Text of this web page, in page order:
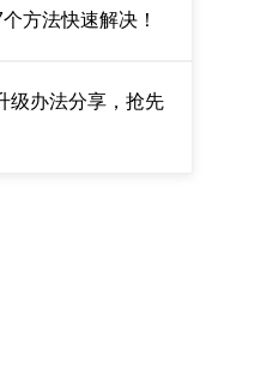
方法快速解决！
级办法分享，抢先